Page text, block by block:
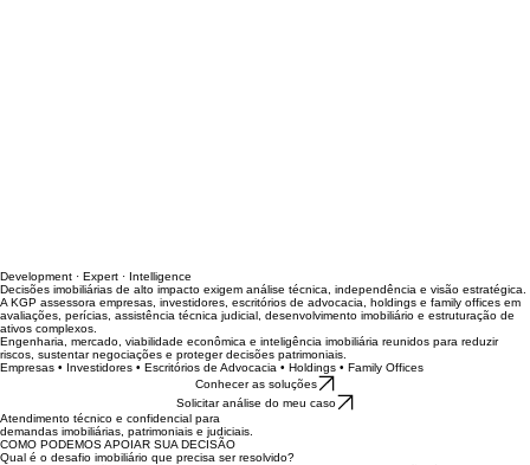
Development · Expert · Intelligence
Decisões imobiliárias de alto impacto exigem análise técnica, independência e visão estratégica.
A KGP assessora empresas, investidores, escritórios de advocacia, holdings e family offices em
avaliações, perícias, assistência técnica judicial, desenvolvimento imobiliário e estruturação de
ativos complexos.
Engenharia, mercado, viabilidade econômica e inteligência imobiliária reunidos para reduzir
riscos, sustentar negociações e proteger decisões patrimoniais.
Empresas • Investidores • Escritórios de Advocacia • Holdings • Family Offices
Solicitar análise do meu caso
Atendimento técnico e confidencial para
demandas imobiliárias, patrimoniais e judiciais.